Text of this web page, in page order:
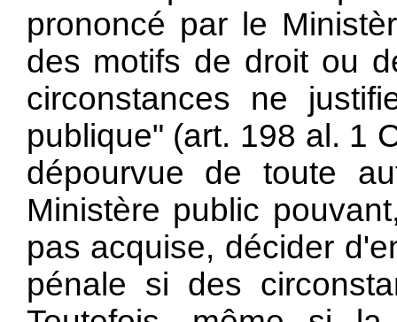
prononcé par le
des motifs de droit ou
circonstances ne
publique" (art. 198 al. 1
dépourvue de toute
Ministère public
pas acquise, décider
pénale si des